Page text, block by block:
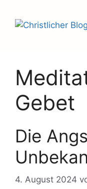
Inhalt
springen
Gebet
Die
4. August 2024